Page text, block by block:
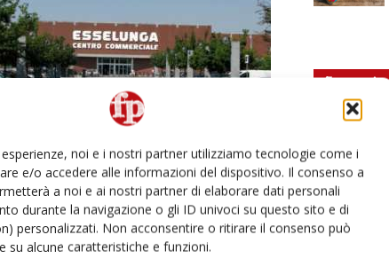
noi e i nostri partner utilizziamo tecnologie come i
e/o accedere alle informazioni del dispositivo. Il consenso a
a noi e ai nostri partner di elaborare dati personali
durante la navigazione o gli ID univoci su questo sito e di
personalizzati. Non acconsentire o ritirare il consenso può
su alcune caratteristiche e funzioni.
spesa solidale di Esselunga e
(VéGé)
Bonaccorsi 28 Aprile 2020
E-magazine